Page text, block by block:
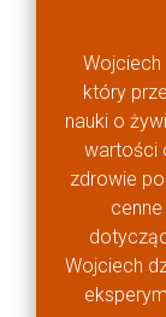
który
nauki o
wartości
zdrowie
Wojciech